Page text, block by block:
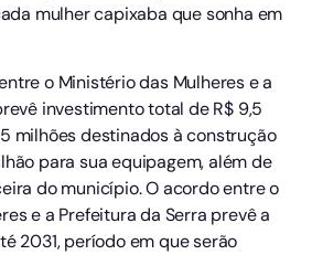
mulher capixaba que sonha em
o Ministério das Mulheres e a
investimento total de R$ 9,5
milhões destinados à construção
para sua equipagem, além de
do município. O acordo entre o
e a Prefeitura da Serra prevê a
2031, período em que serão